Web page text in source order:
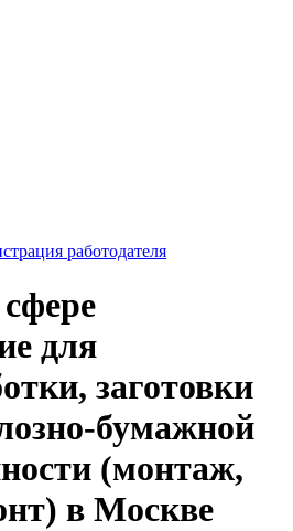
работодателя
для
заготовки
бумажной
(монтаж,
в Москве